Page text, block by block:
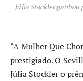
Júlia Stockler ganhou
“A Mulher Que
prestigiado. O
Júlia Stockler o